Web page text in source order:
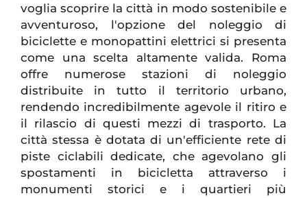
voglia scoprire la città in modo sostenibile e
avventuroso, l'opzione del noleggio di
biciclette e monopattini elettrici si presenta
come una scelta altamente valida. Roma
offre numerose stazioni di noleggio
distribuite in tutto il territorio urbano,
rendendo incredibilmente agevole il ritiro e
il rilascio di questi mezzi di trasporto. La
città stessa è dotata di un'efficiente rete di
piste ciclabili dedicate, che agevolano gli
spostamenti in bicicletta attraverso i
monumenti storici e i quartieri più